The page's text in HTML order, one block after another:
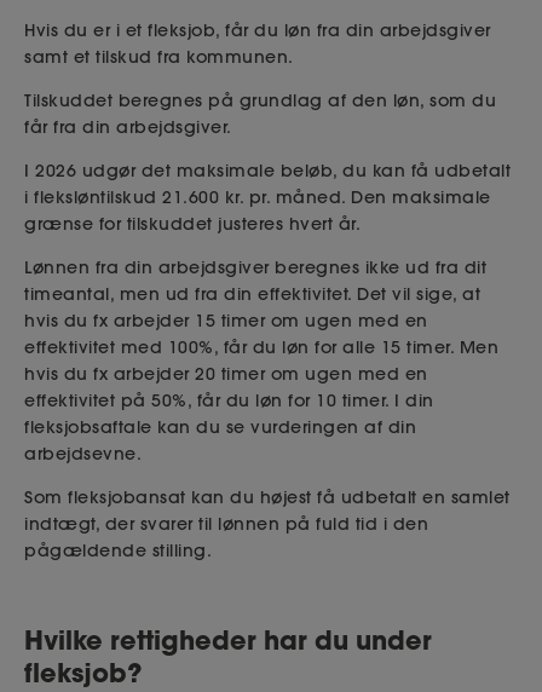
Hvis du er i et fleksjob, får du løn fra din arbejdsgiver
samt et tilskud fra kommunen.
Tilskuddet beregnes på grundlag af den løn, som du
får fra din arbejdsgiver.
I 2026 udgør det maksimale beløb, du kan få udbetalt
i fleksløntilskud 21.600 kr. pr. måned. Den maksimale
grænse for tilskuddet justeres hvert år.
Lønnen fra din arbejdsgiver beregnes ikke ud fra dit
timeantal, men ud fra din effektivitet. Det vil sige, at
hvis du fx arbejder 15 timer om ugen med en
effektivitet med 100%, får du løn for alle 15 timer. Men
hvis du fx arbejder 20 timer om ugen med en
effektivitet på 50%, får du løn for 10 timer. I din
fleksjobsaftale kan du se vurderingen af din
arbejdsevne.
Som fleksjobansat kan du højest få udbetalt en samlet
indtægt, der svarer til lønnen på fuld tid i den
pågældende stilling.
Hvilke rettigheder har du under
fleksjob?